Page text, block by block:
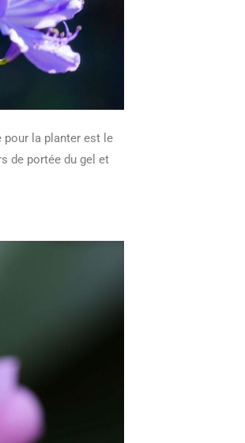
pour la planter est le
de portée du gel et